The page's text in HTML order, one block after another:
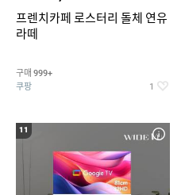
프렌치카페 로스터리 돌체 연유
라떼
구매 999+
쿠팡 1
11